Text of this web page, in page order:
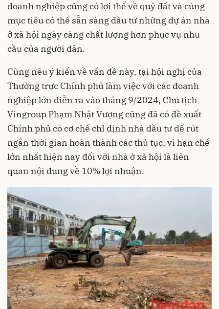
doanh nghiệp cũng có lợi thế về quỹ đất và cùng
mục tiêu có thể sẵn sàng đầu tư những dự án nhà
ở xã hội ngày càng chất lượng hơn phục vụ nhu
cầu của người dân.
Cũng nêu ý kiến về vấn đề này, tại hội nghị của
Thường trực Chính phủ làm việc với các doanh
nghiệp lớn diễn ra vào tháng 9/2024, Chủ tịch
Vingroup Phạm Nhật Vượng cũng đã có đề xuất
Chính phủ có cơ chế chỉ định nhà đầu tư để rút
ngắn thời gian hoàn thành các thủ tục, vì hạn chế
lớn nhất hiện nay đối với nhà ở xã hội là liên
quan nội dung về 10% lợi nhuận.